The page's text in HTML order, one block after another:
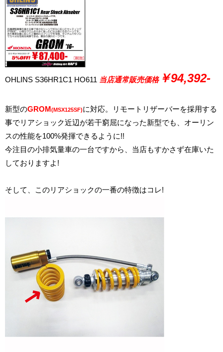
OHLINS S36HR1C1 HO611 当店通常販売価格￥94,392-
新型のGROM(MSX125SF)に対応。リモートリザーバーを採用する
事でリアショック近辺が若干窮屈になった新型でも、オーリン
スの性能を100%発揮できるように!!
今注目の小排気量車の一台ですから、当店もすかさず在庫いた
しておりますよ!
そして、このリアショックの一番の特徴はコレ!